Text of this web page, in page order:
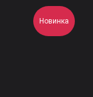
Новинка